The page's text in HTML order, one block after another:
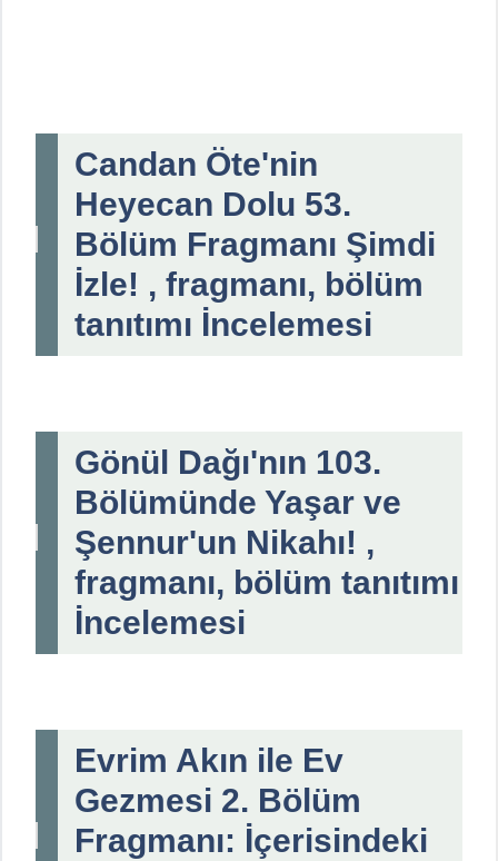
Candan Öte'nin
Heyecan Dolu 53.
Bölüm Fragmanı Şimdi
İzle! , fragmanı, bölüm
tanıtımı İncelemesi
Gönül Dağı'nın 103.
Bölümünde Yaşar ve
Şennur'un Nikahı! ,
fragmanı, bölüm tanıtımı
İncelemesi
Evrim Akın ile Ev
Gezmesi 2. Bölüm
Fragmanı: İçerisindeki